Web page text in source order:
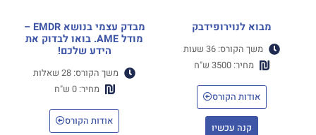
מבוא לנוירופידבק
משך הקורס: 36 שעות
מחיר: 3500 ש"ח
אודות הקורס
קנה עכשיו
מבדק עצמי בנושא EMDR –
מודל AME. בואו לבדוק את
הידע שלכם!
משך הקורס: 28 שאלות
מחיר: 0 ש"ח
אודות הקורס